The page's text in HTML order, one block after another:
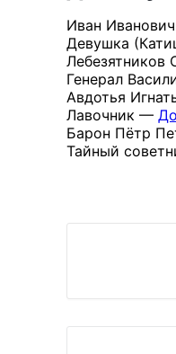
Иван
Девушка
Лебезятников
Генерал
Авдотья
Лавочник —
Барон Пётр
Тайный